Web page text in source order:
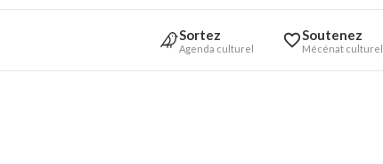
Sortez
Agenda culturel
Soutenez
Mécénat culturel